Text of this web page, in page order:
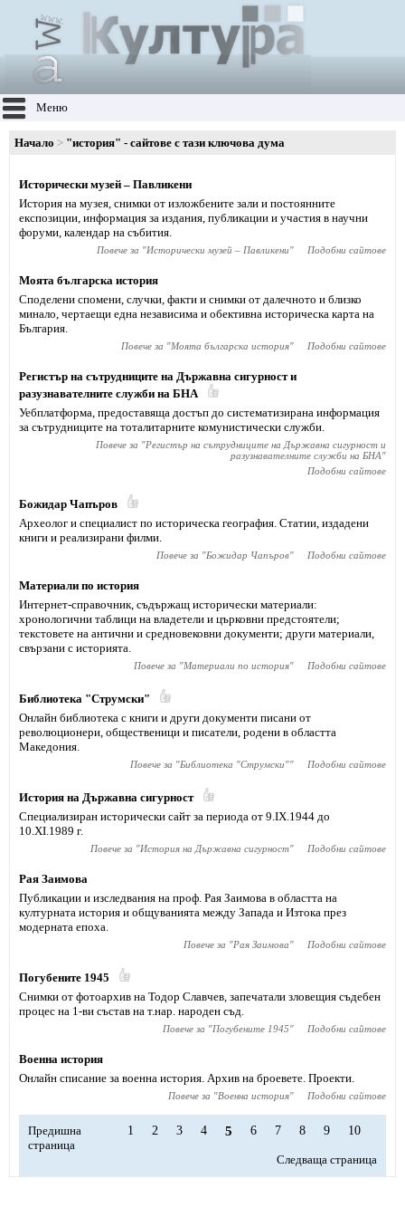
Меню
Начало "история" - сайтове с тази ключова дума
Исторически музей – Павликени
История на музея, снимки от изложбените зали и постоянните
експозиции, информация за издания, публикации и участия в научни
форуми, календар на събития.
Повече за "Исторически музей – Павликени" Подобни сайтове
Моята българска история
Споделени спомени, случки, факти и снимки от далечното и близко
минало, чертаещи една независима и обективна историческа карта на
България.
Повече за "Моята българска история" Подобни сайтове
Регистър на сътрудниците на Държавна сигурност и
разузнавателните служби на БНА
Уебплатформа, предоставяща достъп до систематизирана информация
за сътрудниците на тоталитарните комунистически служби.
Повече за "Регистър на сътрудниците на Държавна сигурност и
разузнавателните служби на БНА"
Подобни сайтове
Божидар Чапъров
Археолог и специалист по историческа география. Статии, издадени
книги и реализирани филми.
Повече за "Божидар Чапъров" Подобни сайтове
Материали по история
Интернет-справочник, съдържащ исторически материали:
хронологични таблици на владетели и църковни предстоятели;
текстовете на антични и средновековни документи; други материали,
свързани с историята.
Повече за "Материали по история" Подобни сайтове
Библиотека "Струмски"
Онлайн библиотека с книги и други документи писани от
революционери, общественици и писатели, родени в областта
Македония.
Повече за "Библиотека "Струмски"" Подобни сайтове
История на Държавна сигурност
Специализиран исторически сайт за периода от 9.IX.1944 до
10.XI.1989 г.
Повече за "История на Държавна сигурност" Подобни сайтове
Рая Заимова
Публикации и изследвания на проф. Рая Заимова в областта на
културната история и общуванията между Запада и Изтока през
модерната епоха.
Повече за "Рая Заимова" Подобни сайтове
Погубените 1945
Снимки от фотоархив на Тодор Славчев, запечатали зловещия съдебен
процес на 1-ви състав на т.нар. народен съд.
Повече за "Погубените 1945" Подобни сайтове
Военна история
Онлайн списание за военна история. Архив на броевете. Проекти.
Повече за "Военна история" Подобни сайтове
Предишна
страница
1 2 3 4 5 6 7 8 9 10
Следваща страница